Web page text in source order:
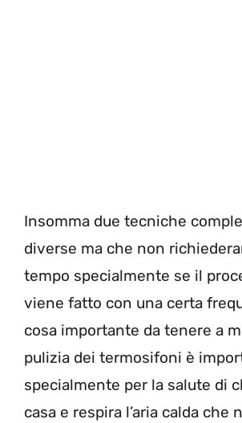
Insomma due tecniche
diverse ma che non
tempo specialmente se il
viene fatto con una certa
cosa importante da tenere a
pulizia dei termosifoni è
specialmente per la salute di
casa e respira l’aria calda che